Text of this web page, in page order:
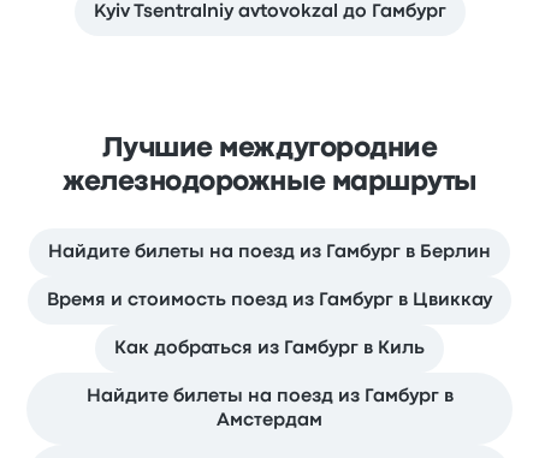
Kyiv Tsentralniy avtovokzal до Гамбург
Лучшие междугородние
железнодорожные маршруты
Найдите билеты на поезд из Гамбург в Берлин
Время и стоимость поезд из Гамбург в Цвиккау
Как добраться из Гамбург в Киль
Найдите билеты на поезд из Гамбург в
Амстердам